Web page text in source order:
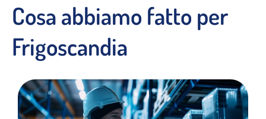
Cosa abbiamo fatto per
Frigoscandia